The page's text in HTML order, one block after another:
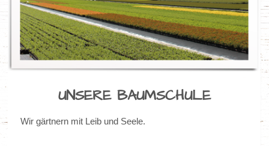
UNSERE BAUMSCHULE
Wir gärtnern mit Leib und Seele.